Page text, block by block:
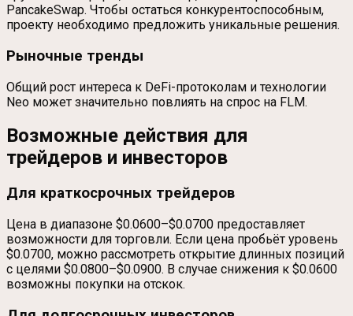
PancakeSwap. Чтобы остаться конкурентоспособным,
проекту необходимо предложить уникальные решения.
Рыночные тренды
Общий рост интереса к DeFi-протоколам и технологии
Neo может значительно повлиять на спрос на FLM.
Возможные действия для
трейдеров и инвесторов
Для краткосрочных трейдеров
Цена в диапазоне $0.0600–$0.0700 предоставляет
возможности для торговли. Если цена пробьёт уровень
$0.0700, можно рассмотреть открытие длинных позиций
с целями $0.0800–$0.0900. В случае снижения к $0.0600
возможны покупки на отскок.